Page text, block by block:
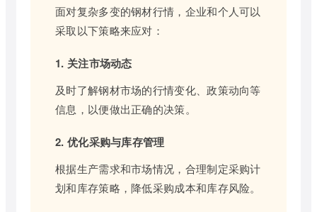
面对复杂多变的钢材行情，企业和个人可以
采取以下策略来应对：
1. 关注市场动态
及时了解钢材市场的行情变化、政策动向等
信息，以便做出正确的决策。
2. 优化采购与库存管理
根据生产需求和市场情况，合理制定采购计
划和库存策略，降低采购成本和库存风险。